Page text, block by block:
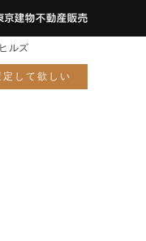
ルズ
定して欲しい